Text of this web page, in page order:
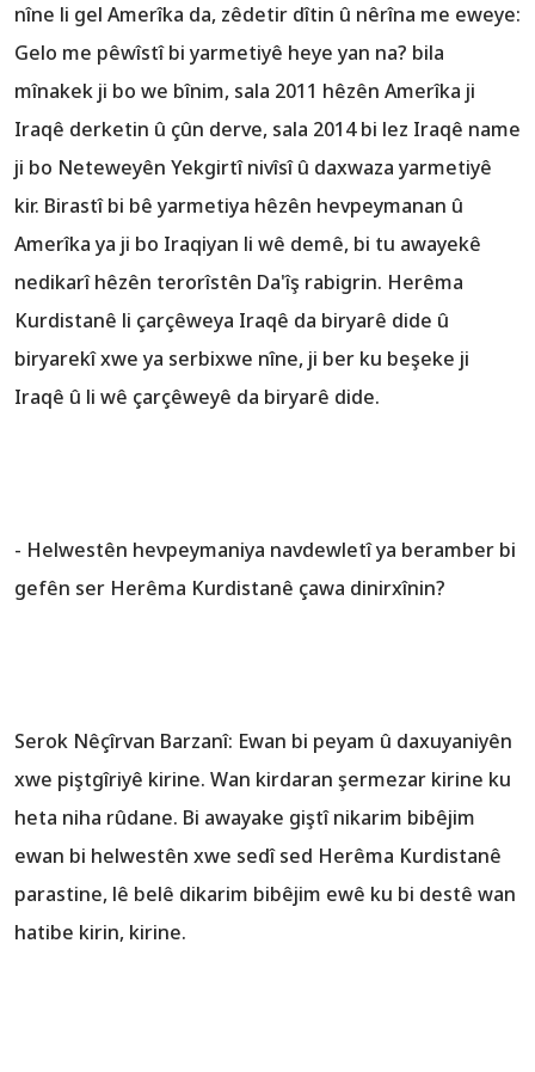
nîne li gel Amerîka da, zêdetir dîtin û nêrîna me eweye:
Gelo me pêwîstî bi yarmetiyê heye yan na? bila
mînakek ji bo we bînim, sala 2011 hêzên Amerîka ji
Iraqê derketin û çûn derve, sala 2014 bi lez Iraqê name
ji bo Neteweyên Yekgirtî nivîsî û daxwaza yarmetiyê
kir. Birastî bi bê yarmetiya hêzên hevpeymanan û
Amerîka ya ji bo Iraqiyan li wê demê, bi tu awayekê
nedikarî hêzên terorîstên Da'îş rabigrin. Herêma
Kurdistanê li çarçêweya Iraqê da biryarê dide û
biryarekî xwe ya serbixwe nîne, ji ber ku beşeke ji
Iraqê û li wê çarçêweyê da biryarê dide.
- Helwestên hevpeymaniya navdewletî ya beramber bi
gefên ser Herêma Kurdistanê çawa dinirxînin?
Serok Nêçîrvan Barzanî: Ewan bi peyam û daxuyaniyên
xwe piştgîriyê kirine. Wan kirdaran şermezar kirine ku
heta niha rûdane. Bi awayake giştî nikarim bibêjim
ewan bi helwestên xwe sedî sed Herêma Kurdistanê
parastine, lê belê dikarim bibêjim ewê ku bi destê wan
hatibe kirin, kirine.